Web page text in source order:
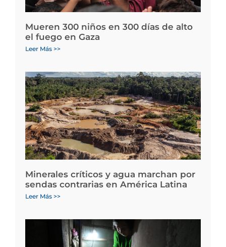
Mueren 300 niños en 300 días de alto
el fuego en Gaza
Leer Más >>
Minerales críticos y agua marchan por
sendas contrarias en América Latina
Leer Más >>